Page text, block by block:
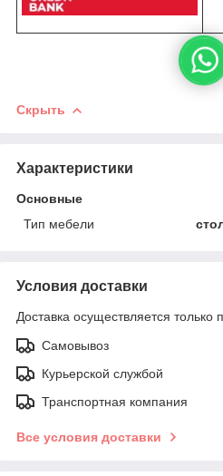
Скрыть
Характеристики
Основные
Тип мебели
Условия доставки
Доставка осуществляется только
Самовывоз
Курьерской службой
Транспортная компания
Все условия доставки